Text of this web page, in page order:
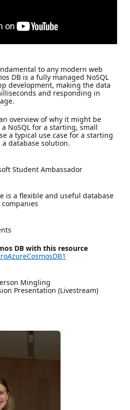
to any modern web
DB is a fully managed NoSQL
development, making the data
and responding in
overview of why it might be
NoSQL for a starting, small
a typical use case for a starting
database solution.
Student Ambassador
is a flexible and useful database
DB with this resource
Mingling
Presentation (Livestream)